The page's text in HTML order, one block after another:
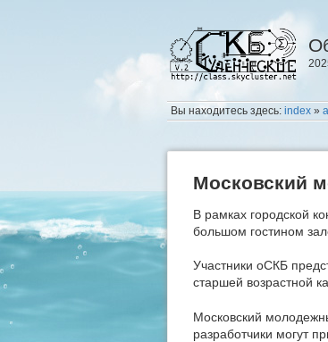
Вы находитесь здесь:index »
Московский
В рамках городской
большом гостином
Участники оСКБ
старшей возрастной
Московский
разработчики могут